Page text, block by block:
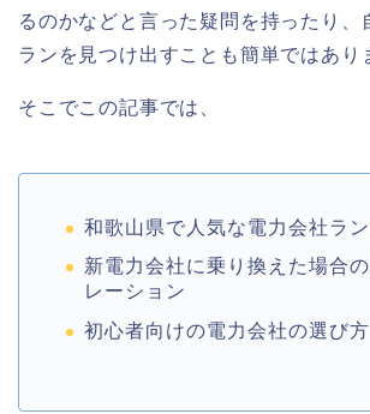
るのかなどと言った疑問を持ったり、
ランを見つけ出すことも簡単ではあり
そこでこの記事では、
和歌山県で人気な電力会社ラ
新電力会社に乗り換えた場合
レーション
初心者向けの電力会社の選び方